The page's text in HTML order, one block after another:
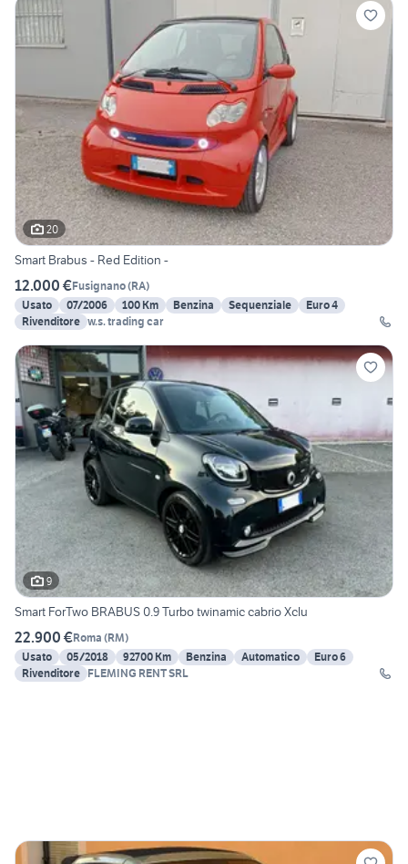
20
Smart Brabus - Red Edition -
12.000 €Fusignano(RA)
Usato
07/2006 100 Km Benzina Sequenziale
Euro 4
Rivenditore w.s. trading car
9
Smart ForTwo BRABUS 0.9 Turbo twinamic cabrio Xclu
22.900 €Roma (RM)
Usato
05/2018 92700 Km Benzina Automatico
Euro 6
Rivenditore FLEMING RENT SRL